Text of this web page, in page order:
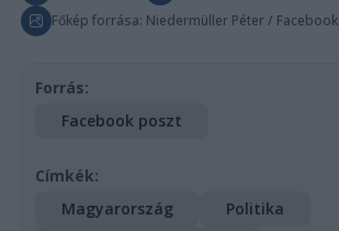
Főkép forrása: Niedermüller Péter / Facebook
Forrás:
Facebook poszt
Címkék:
Magyarország
Politika